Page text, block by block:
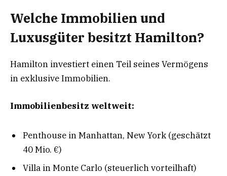
Welche Immobilien und
Luxusgüter besitzt Hamilton?
Hamilton investiert einen Teil seines Vermögens
in exklusive Immobilien.
Immobilienbesitz weltweit:
Penthouse in Manhattan, New York (geschätzt
40 Mio. €)
Villa in Monte Carlo (steuerlich vorteilhaft)